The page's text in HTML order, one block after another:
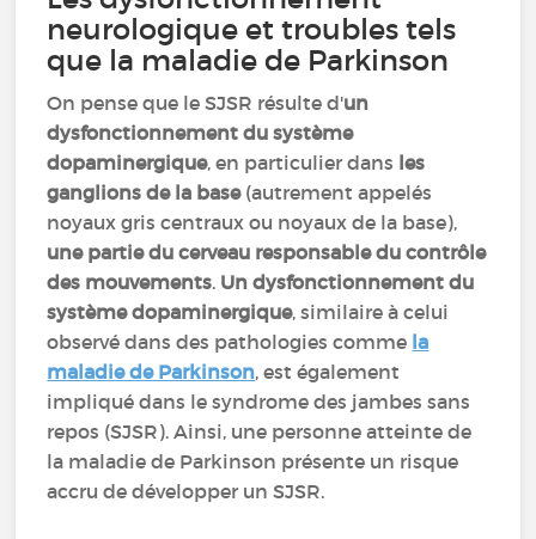
neurologique et troubles tels
que la maladie de Parkinson
On pense que le SJSR résulte d'un
dysfonctionnement du système
dopaminergique, en particulier dans les
ganglions de la base(autrement appelés
noyaux gris centraux ou noyaux de la base),
une partie du cerveau responsable du contrôle
des mouvements. Un dysfonctionnement du
système dopaminergique, similaire à celui
observé dans des pathologies comme la
maladie de Parkinson, est également
impliqué dans le syndrome des jambes sans
repos (SJSR). Ainsi, une personne atteinte de
la maladie de Parkinson présente un risque
accru de développer un SJSR.